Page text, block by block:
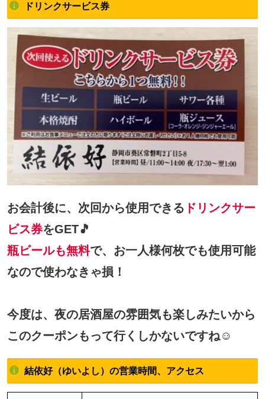
ドリンクサービス券
お会計後に、次回から使用できる ドリンクサー
ビス券をGET🎵
瓶ビールも無料で、お一人様何枚でも使用可能
なので使わなきゃ損！
今度は、夜の居酒屋の雰囲気も楽しみたいから
このクーポンもって行くしかないですね☺
結依好（ゆいよし）の営業時間、アクセス